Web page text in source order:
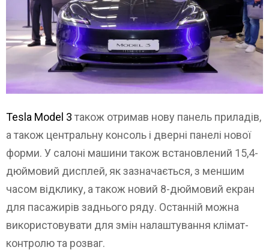
Tesla Model 3 також отримав нову панель приладів,
а також центральну консоль і дверні панелі нової
форми. У салоні машини також встановлений 15,4-
дюймовий дисплей, як зазначається, з меншим
часом відклику, а також новий 8-дюймовий екран
для пасажирів заднього ряду. Останній можна
використовувати для змін налаштування клімат-
контролю та розваг.